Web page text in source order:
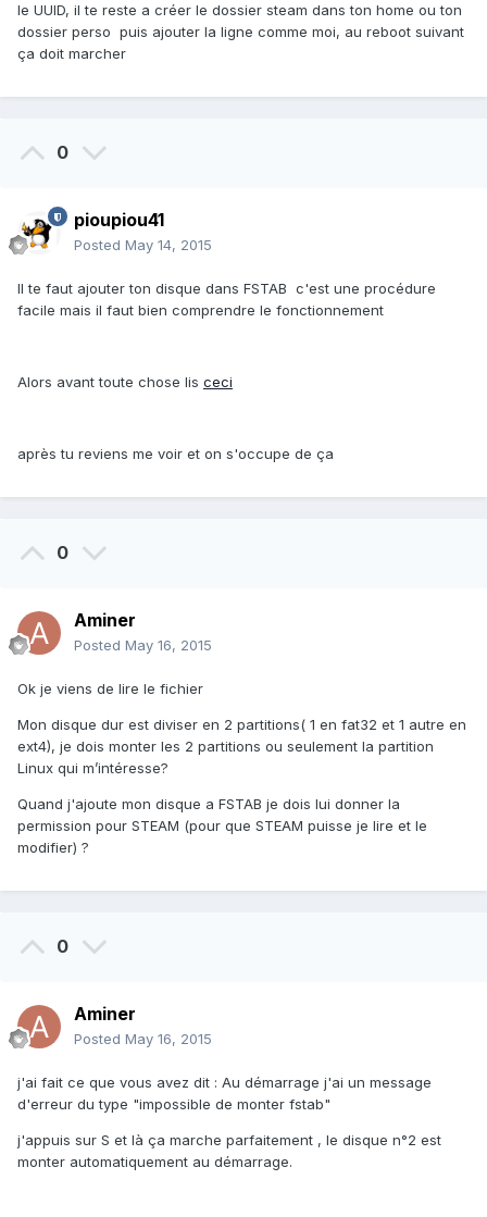
le UUID, il te reste a créer le dossier steam dans ton home ou ton
dossier perso puis ajouter la ligne comme moi, au reboot suivant
ça doit marcher
0
pioupiou41
Posted May 14, 2015
Il te faut ajouter ton disque dans FSTAB c'est une procédure
facile mais il faut bien comprendre le fonctionnement
Alors avant toute chose lis ceci
après tu reviens me voir et on s'occupe de ça
0
Aminer
Posted May 16, 2015
Ok je viens de lire le fichier
Mon disque dur est diviser en 2 partitions( 1 en fat32 et 1 autre en
ext4), je dois monter les 2 partitions ou seulement la partition
Linux qui m’intéresse?
Quand j'ajoute mon disque a FSTAB je dois lui donner la
permission pour STEAM (pour que STEAM puisse je lire et le
modifier) ?
0
Aminer
Posted May 16, 2015
j'ai fait ce que vous avez dit : Au démarrage j'ai un message
d'erreur du type "impossible de monter fstab"
j'appuis sur S et là ça marche parfaitement , le disque n°2 est
monter automatiquement au démarrage.